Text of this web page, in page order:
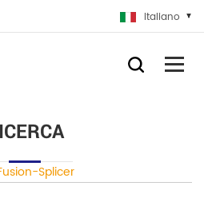
Italiano
Splicer